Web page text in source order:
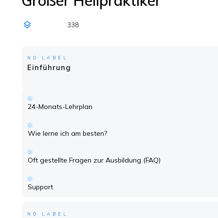
338
NO LABEL
Einführung
24-Monats-Lehrplan
Wie lerne ich am besten?
Oft gestellte Fragen zur Ausbildung (FAQ)
Support
NO LABEL